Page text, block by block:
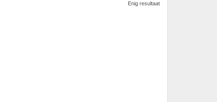
Enig resultaat